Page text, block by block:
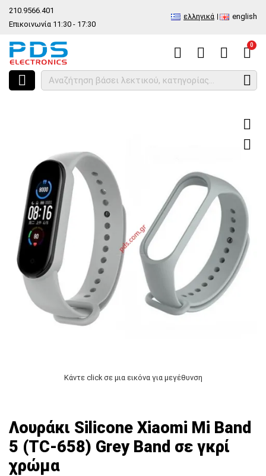
210.9566.401
Επικοινωνία 11:30 - 17:30
ελληνικά english
0
HOME Είδος Ανταλλακτικά και αξεσουάρ κινητών τηλέφωνων
Κάντε click σε μια εικόνα για μεγέθυνση
Λουράκι Silicone Xiaomi Mi Band
5 (TC-658) Grey Band σε γκρί
χρώμα